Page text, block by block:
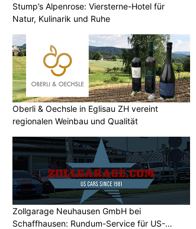
Stump’s Alpenrose: Viersterne-Hotel für
Natur, Kulinarik und Ruhe
Oberli & Oechsle in Eglisau ZH vereint
regionalen Weinbau und Qualität
Zollgarage Neuhausen GmbH bei
Schaffhausen: Rundum-Service für US-